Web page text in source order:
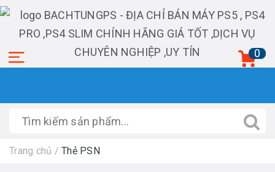
0
Trang chủ / Thẻ PSN